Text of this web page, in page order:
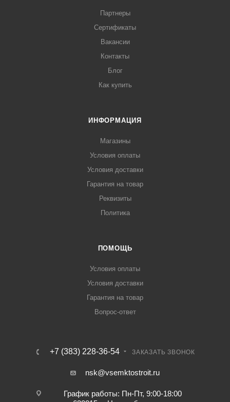
Партнеры
Сертификаты
Вакансии
Контакты
Блог
Как купить
ИНФОРМАЦИЯ
Магазины
Условия оплаты
Условия доставки
Гарантия на товар
Реквизиты
Политика
ПОМОЩЬ
Условия оплаты
Условия доставки
Гарантия на товар
Вопрос-ответ
+7 (383) 228-36-54 ЗАКАЗАТЬ ЗВОНОК
nsk@vsemktostroit.ru
График работы: Пн-Пт, 9:00-18:00